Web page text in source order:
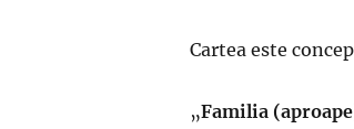
Cartea este
„Familia